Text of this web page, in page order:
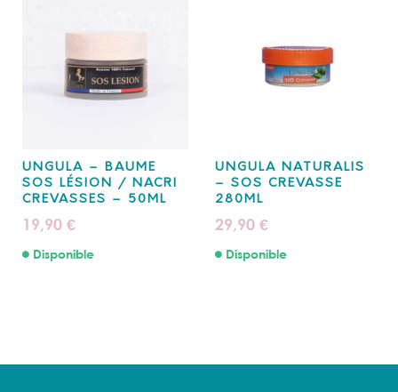
UNGULA – BAUME
SOS LÉSION / NACRI
CREVASSES – 50ML
19,90 €
Disponible
UNGULA NATURALIS
– SOS CREVASSE
280ML
29,90 €
Disponible